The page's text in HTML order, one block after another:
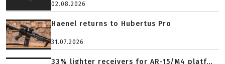
02.08.2026
Haenel returns to Hubertus Pro
31.07.2026
33% lighter receivers for AR-15/M4 platf...